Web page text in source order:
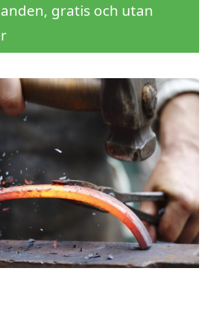
gratis och utan